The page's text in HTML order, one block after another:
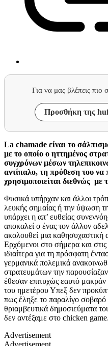
Για να μας βλέπεις πιο
Προσθήκη της
La chamade είναι το
με το οποίο ο ηττημένος
συγχρόνων μέσων
αντίπαλο, τη πρόθεση του να
χρησιμοποιείται διεθνώς με
Φυσικά υπήρχαν και άλλοι
λευκής σημαίας ή την ύψωση
υπάρχει η απ’ ευθείας
αποκαλεί ο ένας τον άλλον
ακολουθεί μια
Ερχόμενοι στο σήμερα και
ιδιαίτερα για τη πρόσφατη
γερμανικά πολεμικά
στρατευμάτων την
έθεσαν επιτυχώς εαυτό
του ημετέρου Υπεξ δεν
πως έληξε το παραλίγο σοβαρό
θριαμβευτικά δημοσιεύματα
δεν αντέξαμε στο chicken game.
Advertisement
Advertisement